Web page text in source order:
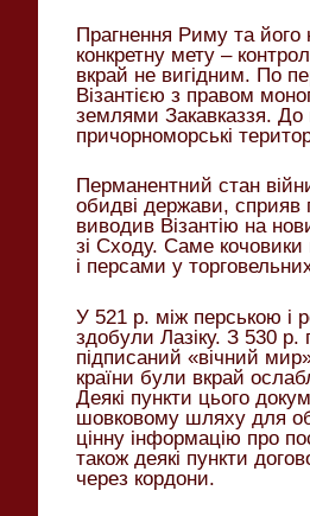
Прагнення Риму та його
конкретну мету –
вкрай не вигідним. По
Візантією з правом
землями Закавказзя. До
причорноморські
Перманентний стан
обидві держави, сприяв
виводив Візантію на
зі Сходу. Саме
і персами у
У 521 р. між перською і
здобули Лазіку. З 530 р.
підписаний «вічний
країни були вкрай
Деякі пункти цього
шовковому шляху для
цінну інформацію про
також деякі пункти
через кордони.